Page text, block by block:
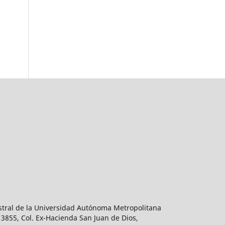
de la Universidad Autónoma Metropolitana
Col. Ex-Hacienda San Juan de Dios,